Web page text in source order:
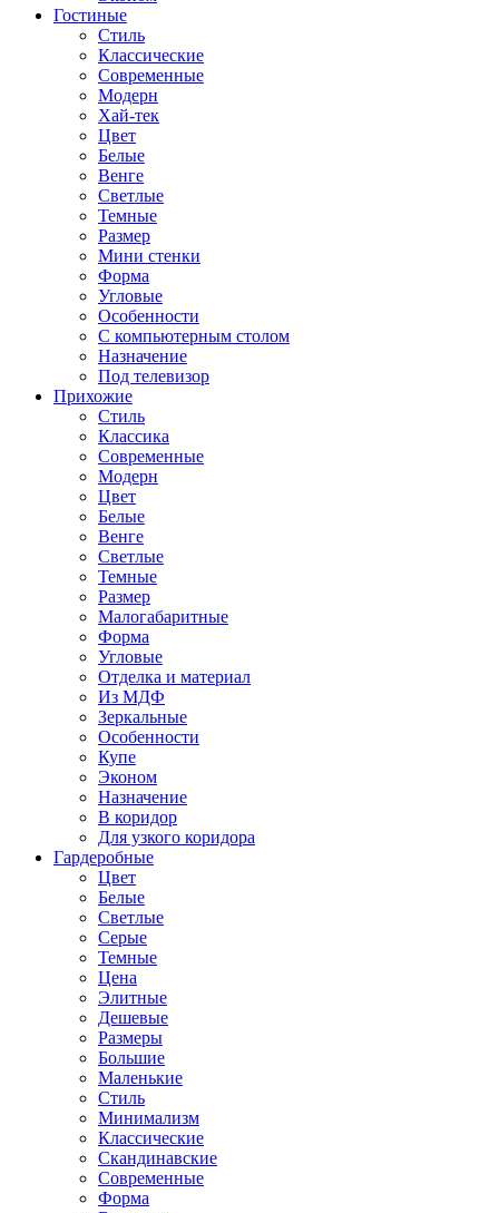
Гостиные
Стиль
Классические
Современные
Модерн
Хай-тек
Цвет
Белые
Венге
Светлые
Темные
Размер
Мини стенки
Форма
Угловые
Особенности
С компьютерным столом
Назначение
Под телевизор
Прихожие
Стиль
Классика
Современные
Модерн
Цвет
Белые
Венге
Светлые
Темные
Размер
Малогабаритные
Форма
Угловые
Отделка и материал
Из МДФ
Зеркальные
Особенности
Купе
Эконом
Назначение
В коридор
Для узкого коридора
Гардеробные
Цвет
Белые
Светлые
Серые
Темные
Цена
Элитные
Дешевые
Размеры
Большие
Маленькие
Стиль
Минимализм
Классические
Скандинавские
Современные
Форма